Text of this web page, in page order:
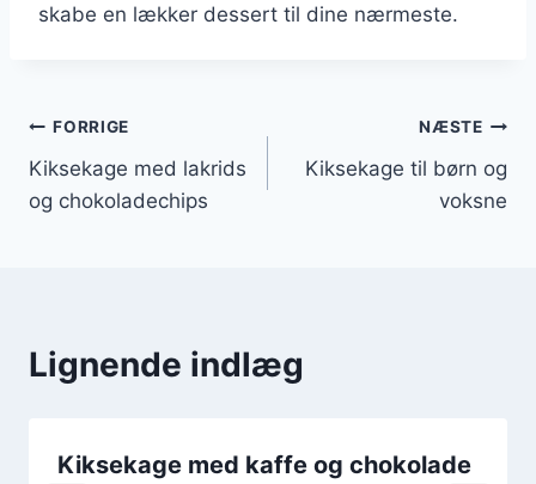
skabe en lækker dessert til dine nærmeste.
Indlægsnavigation
FORRIGE
Kiksekage med lakrids
og chokoladechips
NÆSTE
Kiksekage til børn og
voksne
Lignende indlæg
Kiksekage med kaffe og chokolade